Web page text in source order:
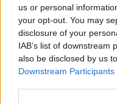
us or personal
your opt-out. You may
disclosure of your
IAB’s list of downstream
also be disclosed by us
Downstream Participants